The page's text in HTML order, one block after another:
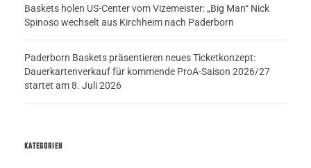
Baskets holen US-Center vom Vizemeister: „Big Man“ Nick
Spinoso wechselt aus Kirchheim nach Paderborn
Paderborn Baskets präsentieren neues Ticketkonzept:
Dauerkartenverkauf für kommende ProA-Saison 2026/27
startet am 8. Juli 2026
KATEGORIEN